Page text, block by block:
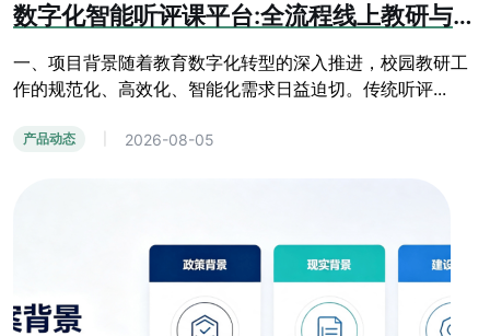
数字化智能听评课平台:全流程线上教研与教学质量提升系统
一、项目背景随着教育数字化转型的深入推进，校园教研工
作的规范化、高效化、智能化需求日益迫切。传统听评...
产品动态 2026-08-05